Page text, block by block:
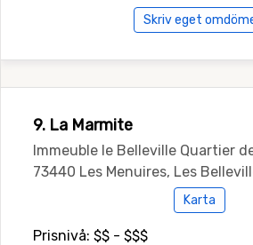
Skriv eget
9. La Marmite
Immeuble le Belleville Quartier
73440 Les Menuires, Les
Karta
Prisnivå: $$ - $$$